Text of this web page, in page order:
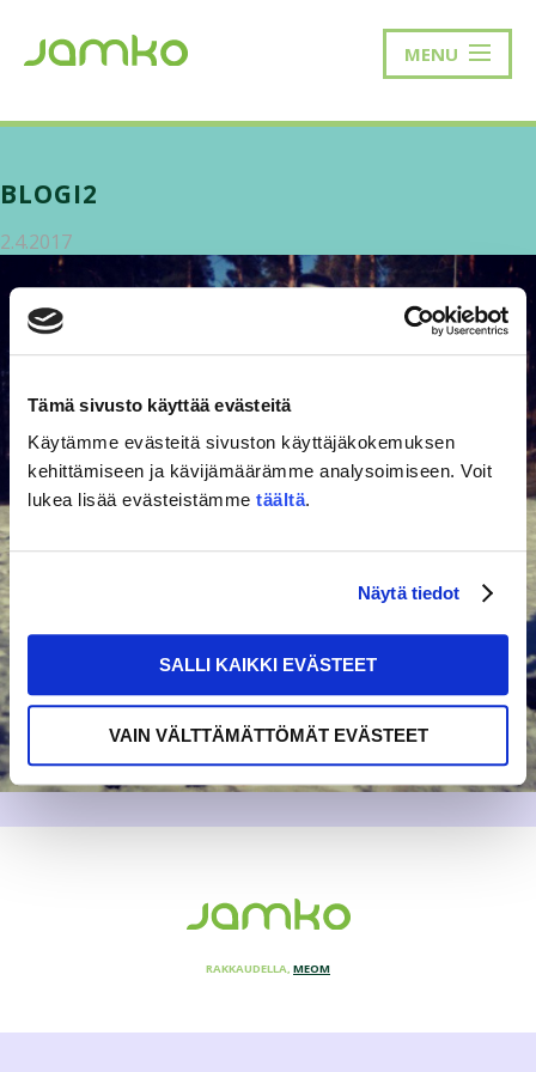
Tämä sivusto käyttää evästeitä
Käytämme evästeitä sivuston käyttäjäkokemuksen
kehittämiseen ja kävijämäärämme analysoimiseen. Voit
lukea lisää evästeistämme täältä.
Näytä tiedot
SALLI KAIKKI EVÄSTEET
VAIN VÄLTTÄMÄTTÖMÄT EVÄSTEET
MENU
BLOGI2
2.4.2017
RAKKAUDELLA, MEOM